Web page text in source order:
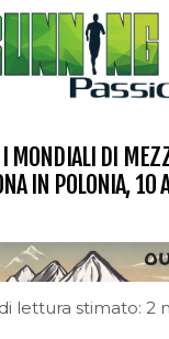
I MONDIALI DI
IN POLONIA, 10
lettura stimato: 2